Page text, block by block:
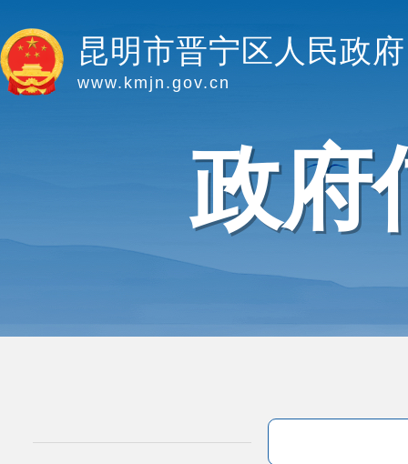
昆明市晋宁区人民政府
www.kmjn.gov.cn
政府